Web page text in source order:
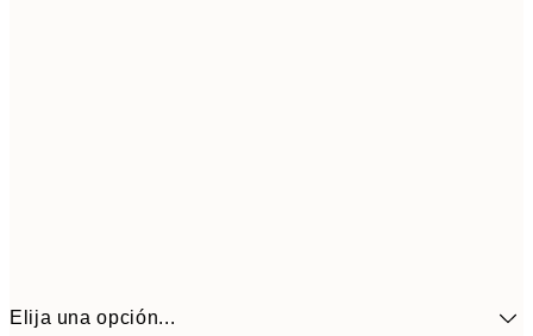
Elija una opción...